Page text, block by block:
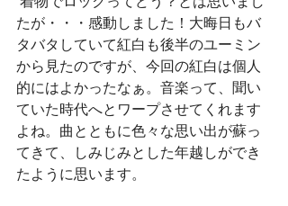
たが・・・感動しました！大晦日もバ
タバタしていて紅白も後半のユーミン
から見たのですが、今回の紅白は個人
的にはよかったなぁ。音楽って、聞い
ていた時代へとワープさせてくれます
よね。曲とともに色々な思い出が蘇っ
てきて、しみじみとした年越しができ
たように思います。